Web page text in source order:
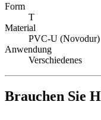
Form
T
Material
PVC-U (Novodur)
Anwendung
Verschiedenes
Brauchen Sie